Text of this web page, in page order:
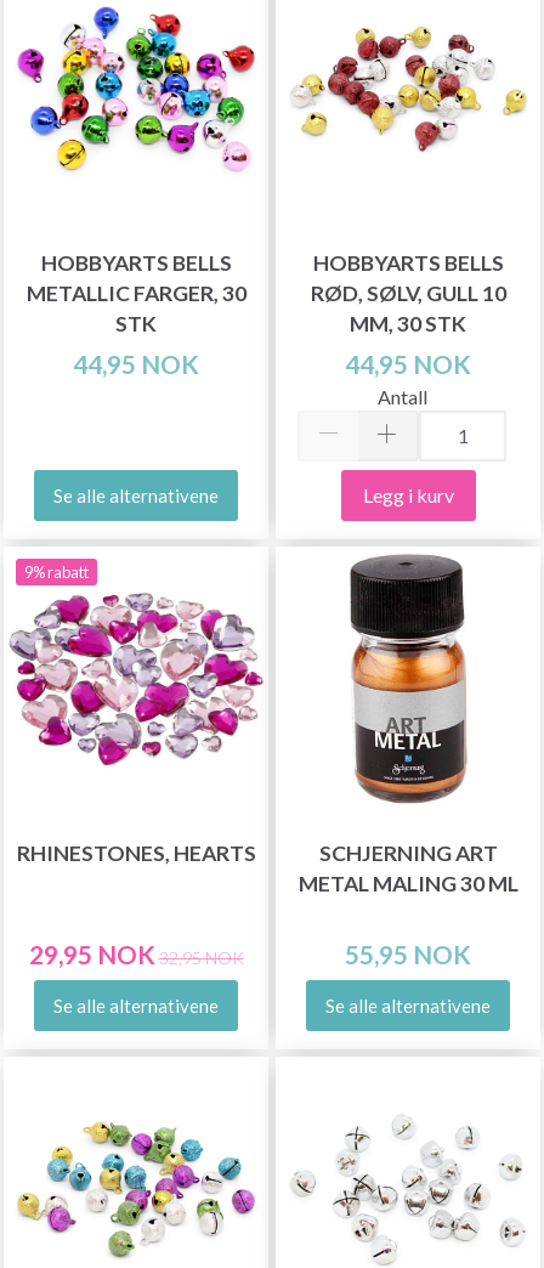
HOBBYARTS BELLS
METALLIC FARGER, 30
STK
44,95 NOK
Se alle alternativene
HOBBYARTS BELLS
RØD, SØLV, GULL 10
MM, 30 STK
44,95 NOK
Antall
Legg i kurv
9% rabatt
RHINESTONES, HEARTS
29,95 NOK 32,95 NOK
Se alle alternativene
SCHJERNING ART
METAL MALING 30 ML
55,95 NOK
Se alle alternativene